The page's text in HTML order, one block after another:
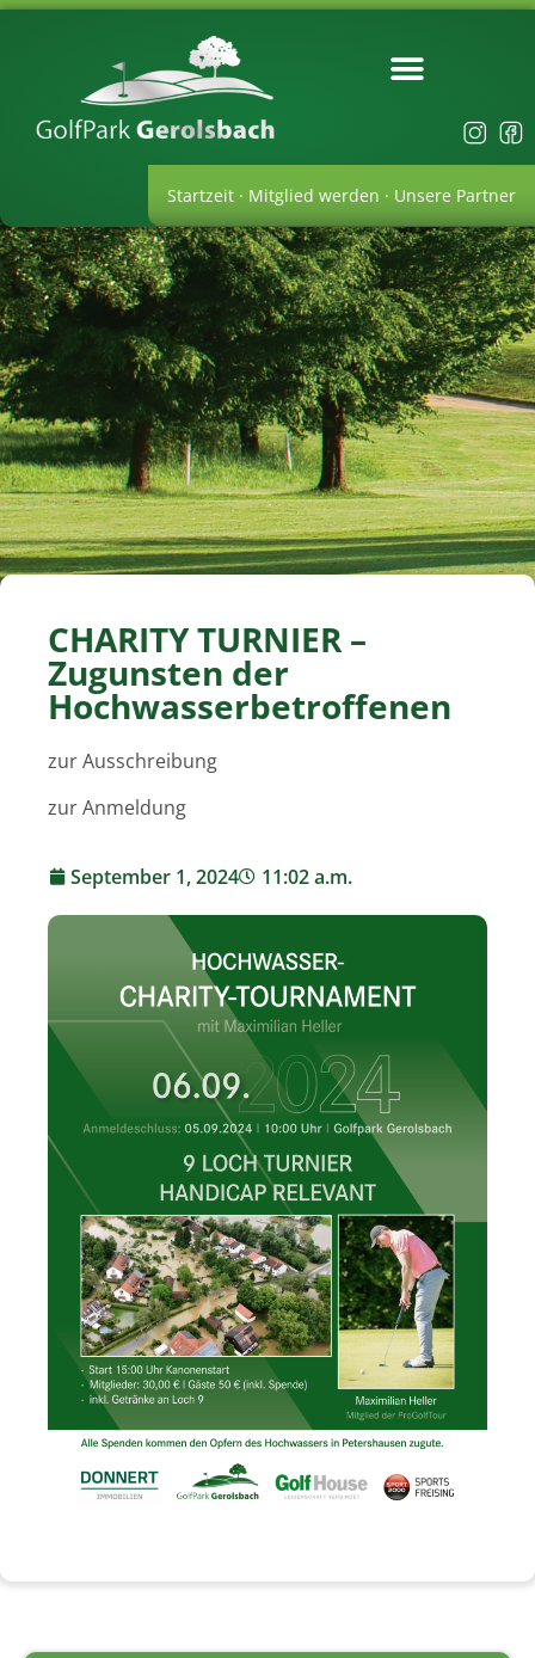
Startzeit · Mitglied werden · Unsere Partner
CHARITY TURNIER –
Zugunsten der
Hochwasserbetroffenen
zur Ausschreibung
zur Anmeldung
September 1, 2024 11:02 a.m.